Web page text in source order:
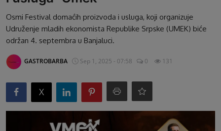
G&B Oglasi
Osmi Festival domaćih proizvoda i usluga, koji organizuje
Udruženje mladih ekonomista Republike Srpske (UMEK) biće
održan 4. septembra u Banjaluci.
GASTROBARBA Sep 1, 2025 - 07:58 0 131
X